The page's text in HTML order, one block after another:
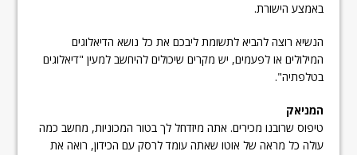
באמצע הישורת.
הנשיא רוצה להביא לתשומת ליבכם את כל נושא הדיאלוגים
המילולים או לפעמים, יש מקרים שיכולים להיחשב למעין "דיאלוגים
בטלפתיה".
המניאק
טיפוס שרובנו מכירים. אתה מיזדחל לך בטור המכוניות, מחשב כמה
עולה כל מראה של אוטו שאתה עומד לרסק עם הכידון, רואה את